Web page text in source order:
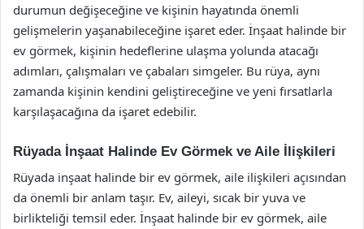
durumun değişeceğine ve kişinin hayatında önemli
gelişmelerin yaşanabileceğine işaret eder. İnşaat halinde bir
ev görmek, kişinin hedeflerine ulaşma yolunda atacağı
adımları, çalışmaları ve çabaları simgeler. Bu rüya, aynı
zamanda kişinin kendini geliştireceğine ve yeni fırsatlarla
karşılaşacağına da işaret edebilir.
Rüyada İnşaat Halinde Ev Görmek ve Aile İlişkileri
Rüyada inşaat halinde bir ev görmek, aile ilişkileri açısından
da önemli bir anlam taşır. Ev, aileyi, sıcak bir yuva ve
birlikteliği temsil eder. İnşaat halinde bir ev görmek, aile